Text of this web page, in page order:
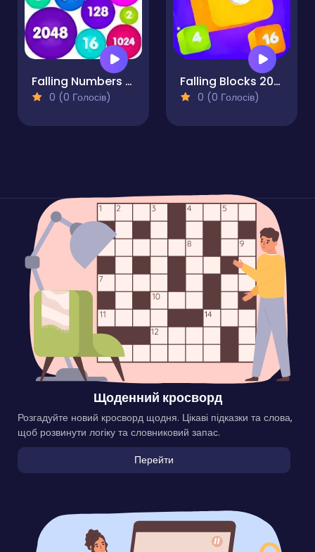
Falling Numbers - 2048 puzzle
0 (0 Голосів)
Falling Blocks 2048 - 2D
0 (0 Голосів)
Щоденний кросворд
Розгадуйте новий кросворд щодня. Цікаві підказки та слова,
щоб розвинути логіку та словниковий запас.
Перейти